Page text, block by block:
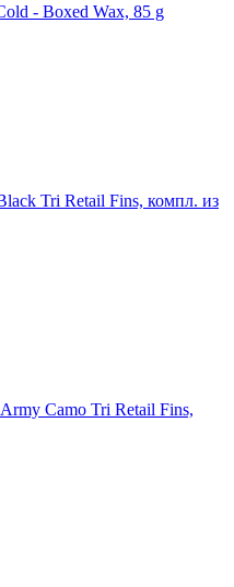
- Boxed Wax, 85 g
Tri Retail Fins, компл. из
Camo Tri Retail Fins,